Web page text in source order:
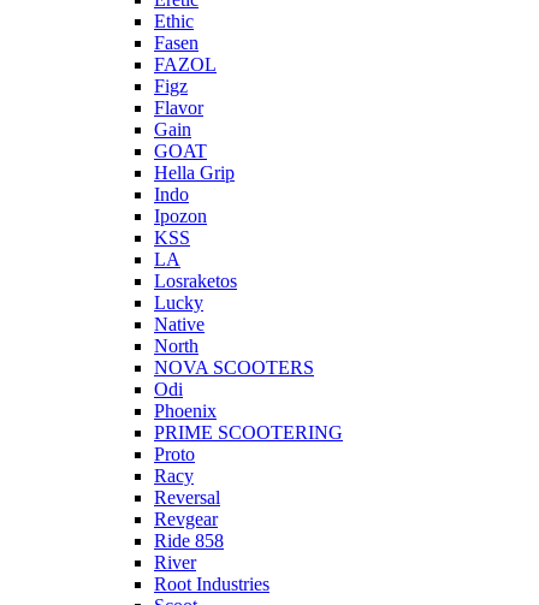
Ethic
Fasen
FAZOL
Figz
Flavor
Gain
GOAT
Hella Grip
Indo
Ipozon
KSS
LA
Losraketos
Lucky
Native
North
NOVA SCOOTERS
Odi
Phoenix
PRIME SCOOTERING
Proto
Racy
Reversal
Revgear
Ride 858
River
Root Industries